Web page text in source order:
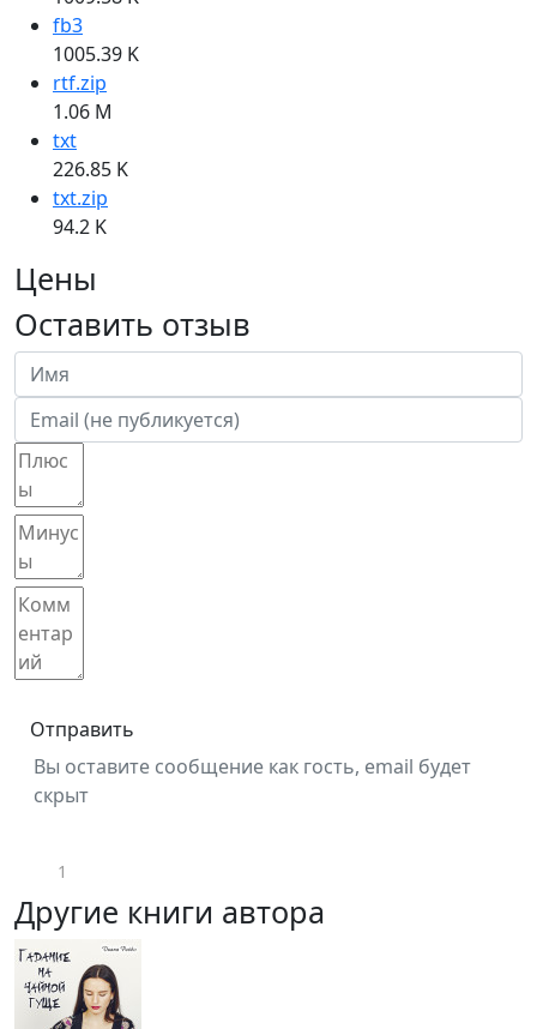
fb3
1005.39 K
rtf.zip
1.06 M
txt
226.85 K
txt.zip
94.2 K
Цены
Оставить отзыв
Отправить
Вы оставите сообщение как гость, email будет
скрыт
1
Другие книги автора